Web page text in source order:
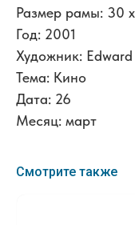
Размер рамы: 30
Год: 2001
Художник: Edward
Тема: Кино
Дата: 26
Месяц: март
Смотрите также